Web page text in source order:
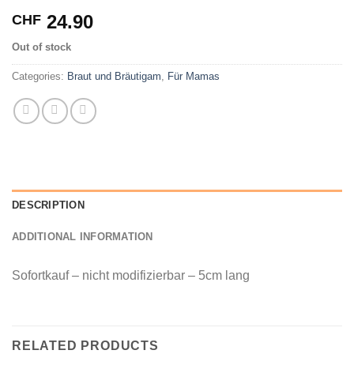
CHF 24.90
Out of stock
Categories: Braut und Bräutigam Für Mamas
DESCRIPTION
ADDITIONAL INFORMATION
Sofortkauf – nicht modifizierbar – 5cm lang
RELATED PRODUCTS